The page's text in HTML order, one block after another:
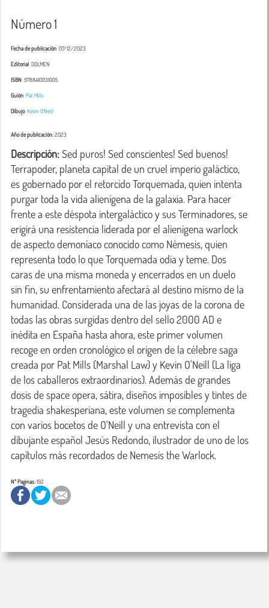
Número 1
Fecha de publicación: 07/12/2023
Editorial: DOLMEN
ISBN: 9788410031005
Guión:Pat Mills
Dibujo:Kevin O´Neill
Año de publicación:2023
Descripción: Sed puros! Sed conscientes! Sed buenos!
Terrapoder, planeta capital de un cruel imperio galáctico,
es gobernado por el retorcido Torquemada, quien intenta
purgar toda la vida alienígena de la galaxia. Para hacer
frente a este déspota intergaláctico y sus Terminadores, se
erigirá una resistencia liderada por el alienígena warlock
de aspecto demoníaco conocido como Némesis, quien
representa todo lo que Torquemada odia y teme. Dos
caras de una misma moneda y encerrados en un duelo
sin fin, su enfrentamiento afectará al destino mismo de la
humanidad. Considerada una de las joyas de la corona de
todas las obras surgidas dentro del sello 2000 AD e
inédita en España hasta ahora, este primer volumen
recoge en orden cronológico el origen de la célebre saga
creada por Pat Mills (Marshal Law) y Kevin O'Neill (La liga
de los caballeros extraordinarios). Además de grandes
dosis de space opera, sátira, diseños imposibles y tintes de
tragedia shakesperiana, este volumen se complementa
con varios bocetos de O'Neill y una entrevista con el
dibujante español Jesús Redondo, ilustrador de uno de los
capítulos más recordados de Nemesis the Warlock.
Nº Paginas:192